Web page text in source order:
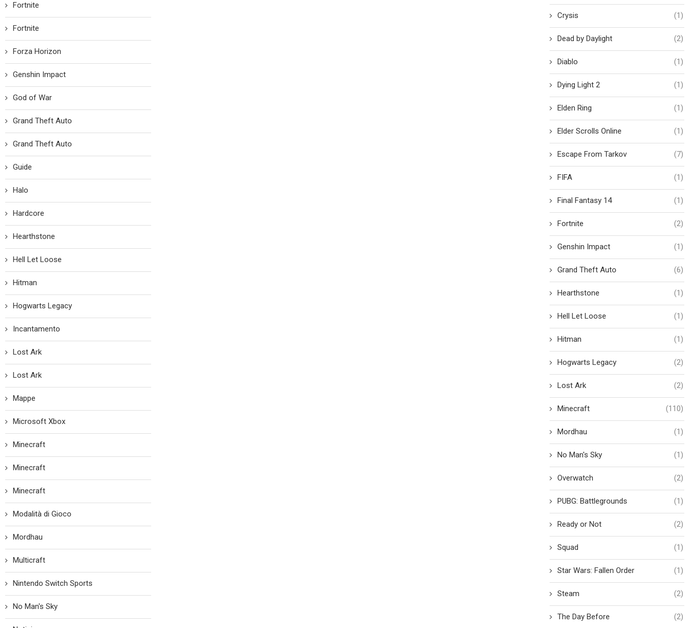
Crysis (1)
Dead by Daylight (2)
Diablo (1)
Dying Light 2 (1)
Elden Ring (1)
Elder Scrolls Online (1)
Escape From Tarkov (7)
FIFA (1)
Final Fantasy 14 (1)
Fortnite (2)
Genshin Impact (1)
Grand Theft Auto (6)
Hearthstone (1)
Hell Let Loose (1)
Hitman (1)
Hogwarts Legacy (2)
Lost Ark (2)
Minecraft (110)
Mordhau (1)
No Man's Sky (1)
Overwatch (2)
PUBG: Battlegrounds (1)
Ready or Not (2)
Squad (1)
Star Wars: Fallen Order (1)
Steam (2)
The Day Before (2)
Fortnite
Fortnite
Forza Horizon
Genshin Impact
God of War
Grand Theft Auto
Grand Theft Auto
Guide
Halo
Hardcore
Hearthstone
Hell Let Loose
Hitman
Hogwarts Legacy
Incantamento
Lost Ark
Lost Ark
Mappe
Microsoft Xbox
Minecraft
Minecraft
Minecraft
Modalità di Gioco
Mordhau
Multicraft
Nintendo Switch Sports
No Man's Sky